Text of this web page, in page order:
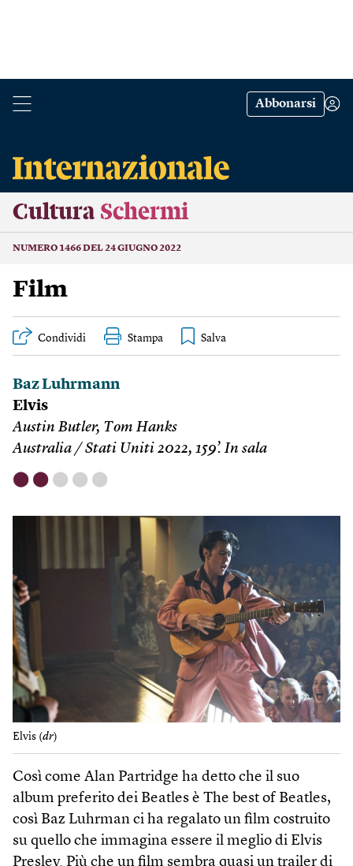
Abbonarsi
Cultura Schermi
NUMERO 1466 DEL 24 GIUGNO 2022
Film
Condividi Stampa
Baz Luhrmann
Elvis
Austin Butler, Tom Hanks
Australia / Stati Uniti 2022, 159’. In sala
⬤ ⬤ ⬤ ⬤ ⬤
Elvis (dr)
Così come Alan Partridge ha detto che il suo
album preferito dei Beatles è The best of Beatles,
così Baz Luhrman ci ha regalato un film costruito
su quello che immagina essere il meglio di Elvis
Presley. Più che un film sembra quasi un trailer di